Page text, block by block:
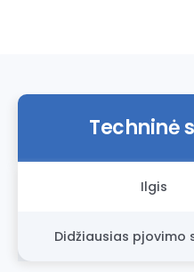
Techninė
Ilgis
Didžiausias pjovimo